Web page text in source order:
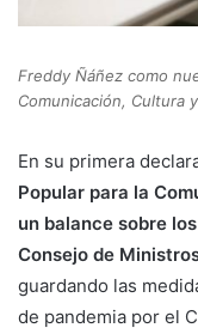
Freddy Ñáñez como
Comunicación, Cultura
En su primera
Popular para la
un balance sobre
Consejo de
guardando las
de pandemia por el